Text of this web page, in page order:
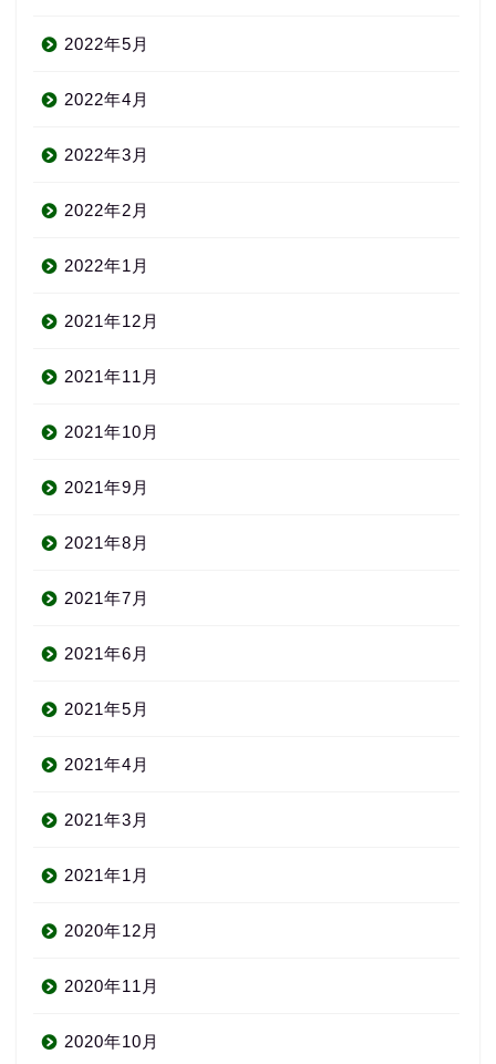
2022年5月
2022年4月
2022年3月
2022年2月
2022年1月
2021年12月
2021年11月
2021年10月
2021年9月
2021年8月
2021年7月
2021年6月
2021年5月
2021年4月
2021年3月
2021年1月
2020年12月
2020年11月
2020年10月